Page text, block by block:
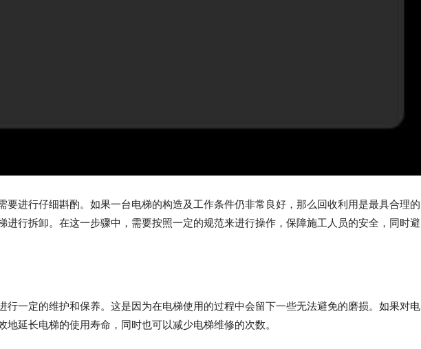
要进行仔细斟酌。如果一台电梯的构造及工作条件仍非常良好，那么回收利用是最具合理的
进行拆卸。在这一步骤中，需要按照一定的规范来进行操作，保障施工人员的安全，同时避
行一定的维护和保养。这是因为在电梯使用的过程中会留下一些无法避免的磨损。如果对电
延长电梯的使用寿命，同时也可以减少电梯维修的次数。